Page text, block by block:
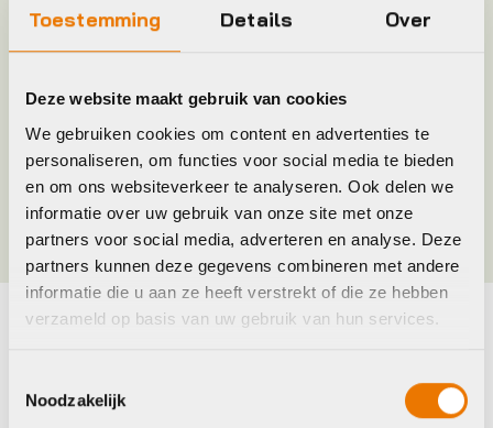
Toestemming Details Over
Deze website maakt gebruik van cookies
We gebruiken cookies om content en advertenties te
personaliseren, om functies voor social media te bieden
en om ons websiteverkeer te analyseren. Ook delen we
informatie over uw gebruik van onze site met onze
partners voor social media, adverteren en analyse. Deze
partners kunnen deze gegevens combineren met andere
informatie die u aan ze heeft verstrekt of die ze hebben
verzameld op basis van uw gebruik van hun services.
Noodzakelijk
Merk
Jaar
Kleur Zwart